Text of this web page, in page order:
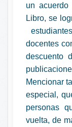
un acuerdo
Libro, se
docentes
descuento
Mencionar
especial,
personas
vuelta, de